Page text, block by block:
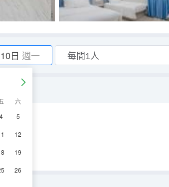
日 週一
六
4 5
12
19
26